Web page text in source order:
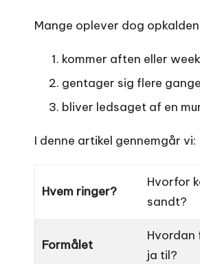
Mange oplever dog
kommer aften eller
gentager sig flere
bliver ledsaget af en
I denne artikel gennemgår vi:
Hvem ringer?
Hvorfor
sandt?
Formålet
Hvordan
ja til?